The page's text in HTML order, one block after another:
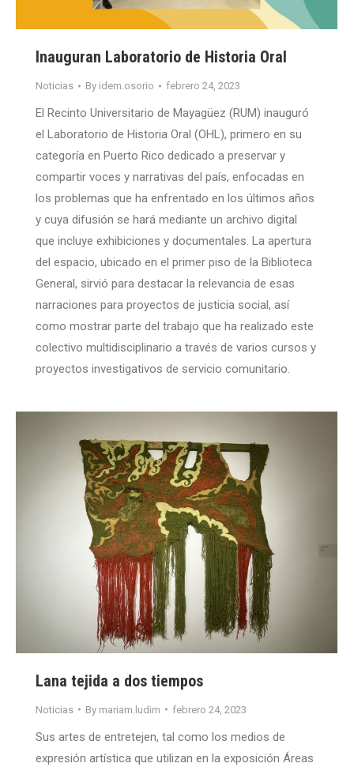
Inauguran Laboratorio de Historia Oral
Noticias By idem.osorio febrero 24, 2023
El Recinto Universitario de Mayagüez (RUM) inauguró
el Laboratorio de Historia Oral (OHL), primero en su
categoría en Puerto Rico dedicado a preservar y
compartir voces y narrativas del país, enfocadas en
los problemas que ha enfrentado en los últimos años
y cuya difusión se hará mediante un archivo digital
que incluye exhibiciones y documentales. La apertura
del espacio, ubicado en el primer piso de la Biblioteca
General, sirvió para destacar la relevancia de esas
narraciones para proyectos de justicia social, así
como mostrar parte del trabajo que ha realizado este
colectivo multidisciplinario a través de varios cursos y
proyectos investigativos de servicio comunitario.
Lana tejida a dos tiempos
Noticias By mariam.ludim febrero 24, 2023
Sus artes de entretejen, tal como los medios de
expresión artística que utilizan en la exposición Áreas